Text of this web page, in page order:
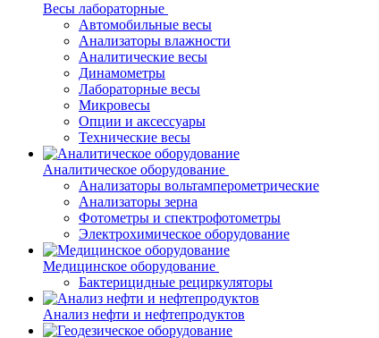
Весы лабораторные
Автомобильные весы
Анализаторы влажности
Аналитические весы
Динамометры
Лабораторные весы
Микровесы
Опции и аксессуары
Технические весы
Аналитическое оборудование
Анализаторы вольтамперометрические
Анализаторы зерна
Фотометры и спектрофотометры
Электрохимическое оборудование
Медицинское оборудование
Бактерицидные рециркуляторы
Анализ нефти и нефтепродуктов